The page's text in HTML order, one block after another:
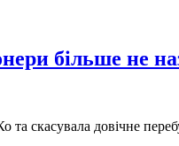
більше не
скасувала довічне